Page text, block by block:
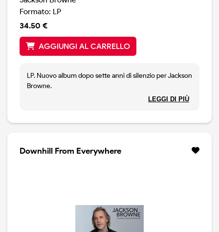
Formato: LP
34.50 €
AGGIUNGI AL CARRELLO
LP. Nuovo album dopo sette anni di silenzio per Jackson
Browne.
Disco intenso e profondo, carico di significati sociali,
è in grado di scrivere canzoni destinate a rimanere a
lungo.Come The Dreamer, composta assieme David
LEGGI DI PIÙ
Downhill From Everywhere